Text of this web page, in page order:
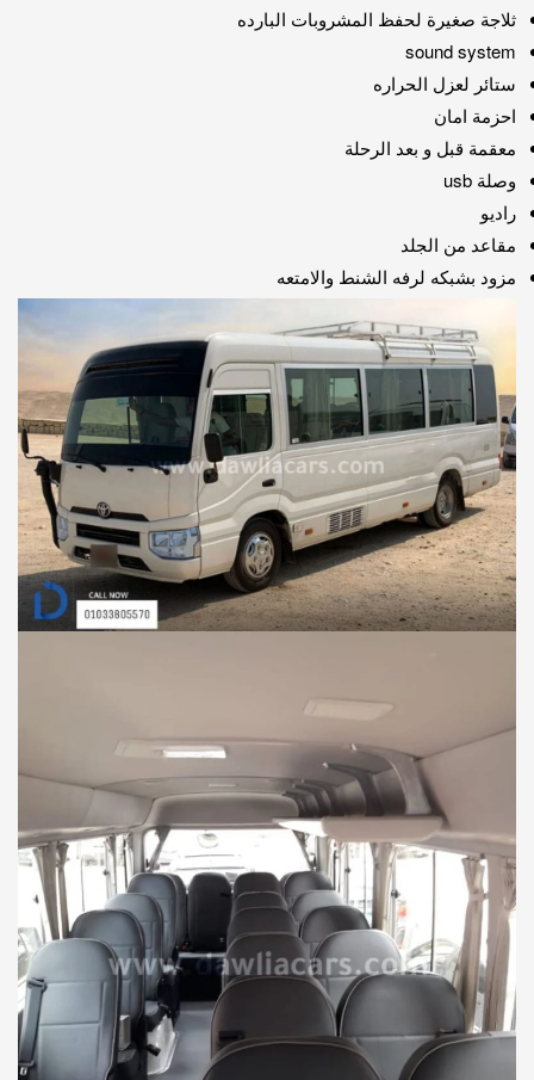
ثلاجة صغيرة لحفظ المشروبات البارده
sound system
ستائر لعزل الحراره
احزمة امان
معقمة قبل و بعد الرحلة
وصلة usb
راديو
مقاعد من الجلد
مزود بشبكه لرفه الشنط والامتعه